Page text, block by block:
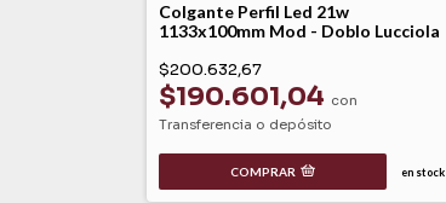
Colgante Perfil Led 21w
1133x100mm Mod - Doblo Lucciola
$200.632,67
$190.601,04 con
Transferencia o depósito
COMPRAR en stock